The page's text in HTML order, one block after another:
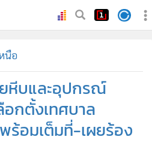
นือ
หีบและอุปกรณ์
อกตั้งเทศบาล
ร้อมเต็มที่-เผยร้อง